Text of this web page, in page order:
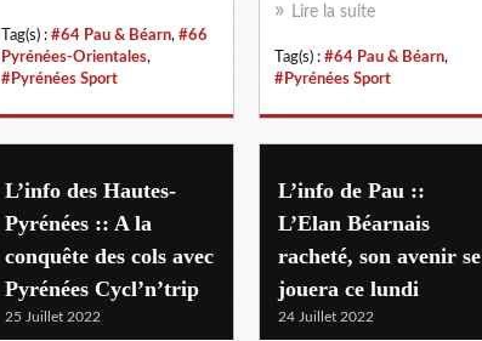
Tag(s) : #64 Pau & Béarn, #66
Pyrénées-Orientales,
#Pyrénées Sport
Lire la suite
Tag(s) : #64 Pau & Béarn,
#Pyrénées Sport
L’info des Hautes-
Pyrénées :: A la
conquête des cols avec
Pyrénées Cycl’n’trip
25 Juillet 2022
L’info de Pau ::
L’Elan Béarnais
racheté, son avenir se
jouera ce lundi
24 Juillet 2022